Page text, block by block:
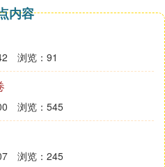
悓绾﹀畾鎻愪緵鍔冲姩淇
锛
樺姵鍔ㄦ姤閰鐨勶紱
呯即绾崇ぞ浼氫繚闄╄垂
珷鍒跺害杩濆弽娉曞緥銆
冲姵鍔ㄨ呮潈鐩婄殑锛
鐨勬墜娈垫垨鑰呬箻浜轰
岀湡瀹炴剰鎬濈殑鎯呭喌
内容
浏览：91
浏览：545
浏览：245